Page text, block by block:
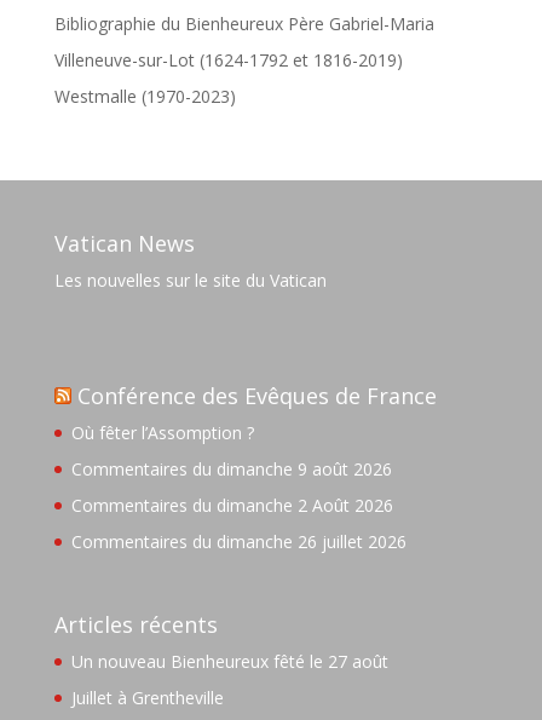
Bibliographie du Bienheureux Père Gabriel-Maria
Villeneuve-sur-Lot (1624-1792 et 1816-2019)
Westmalle (1970-2023)
Vatican News
Les nouvelles sur le site du Vatican
Conférence des Evêques de France
Où fêter l’Assomption ?
Commentaires du dimanche 9 août 2026
Commentaires du dimanche 2 Août 2026
Commentaires du dimanche 26 juillet 2026
Articles récents
Un nouveau Bienheureux fêté le 27 août
Juillet à Grentheville